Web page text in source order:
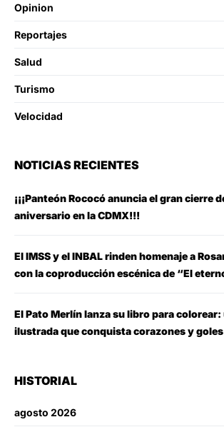
Opinion
Reportajes
Salud
Turismo
Velocidad
NOTICIAS RECIENTES
¡¡¡Panteón Rococó anuncia el gran cierre
aniversario en la CDMX!!!
El IMSS y el INBAL rinden homenaje a
con la coproducción escénica de “El
El Pato Merlín lanza su libro para
ilustrada que conquista corazones y
HISTORIAL
agosto 2026